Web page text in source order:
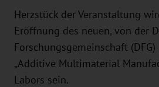
Herzstück der Veranstaltung
Eröffnung des neuen, von der
Forschungsgemeinschaft
„Additive Multimaterial
Labors sein.